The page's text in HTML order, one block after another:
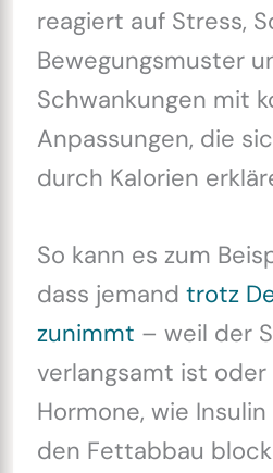
reagiert auf Stress,
Bewegungsmuster
Schwankungen mit
Anpassungen, die
durch Kalorien
So kann es zum
dass jemand trotz
zunimmt – weil der
verlangsamt ist
Hormone, wie
den Fettabbau